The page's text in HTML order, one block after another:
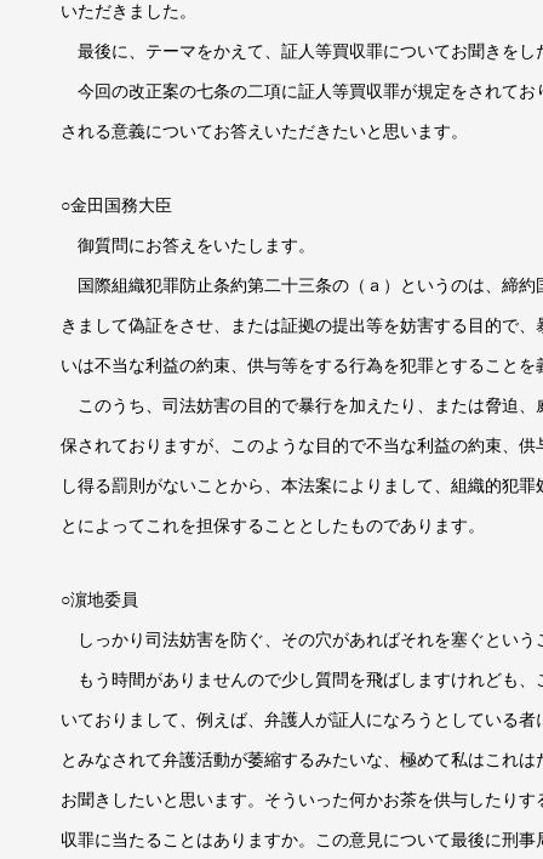
いただきました。
最後に、テーマをかえて、証人等買収罪についてお聞きをし
今回の改正案の七条の二項に証人等買収罪が規定をされて
される意義についてお答えいただきたいと思います。
○金田国務大臣
御質問にお答えをいたします。
国際組織犯罪防止条約第二十三条の（ａ）というのは、締
きまして偽証をさせ、または証拠の提出等を妨害する目的で
いは不当な利益の約束、供与等をする行為を犯罪とすることを
このうち、司法妨害の目的で暴行を加えたり、または脅迫
保されておりますが、このような目的で不当な利益の約束、
し得る罰則がないことから、本法案によりまして、組織的犯
とによってこれを担保することとしたものであります。
○濵地委員
しっかり司法妨害を防ぐ、その穴があればそれを塞ぐとい
もう時間がありませんので少し質問を飛ばしますけれども
いておりまして、例えば、弁護人が証人になろうとしている
とみなされて弁護活動が萎縮するみたいな、極めて私はこれ
お聞きしたいと思います。そういった何かお茶を供与したり
収罪に当たることはありますか。この意見について最後に刑